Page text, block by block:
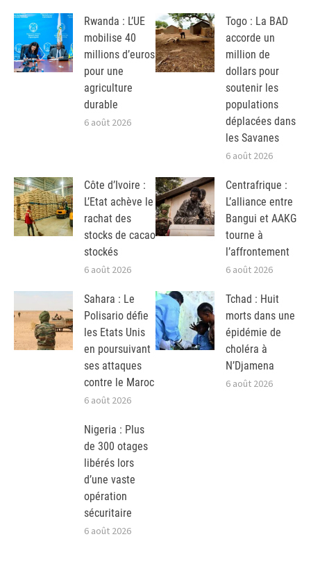
Rwanda : L’UE
mobilise 40
millions d’euros
pour une
agriculture
durable
6 août 2026
Togo : La BAD
accorde un
million de
dollars pour
soutenir les
populations
déplacées dans
les Savanes
6 août 2026
Côte d’Ivoire :
L’Etat achève le
rachat des
stocks de cacao
stockés
6 août 2026
Centrafrique :
L’alliance entre
Bangui et AAKG
tourne à
l’affrontement
6 août 2026
Sahara : Le
Polisario défie
les Etats Unis
en poursuivant
ses attaques
contre le Maroc
6 août 2026
Tchad : Huit
morts dans une
épidémie de
choléra à
N’Djamena
6 août 2026
Nigeria : Plus
de 300 otages
libérés lors
d’une vaste
opération
sécuritaire
6 août 2026